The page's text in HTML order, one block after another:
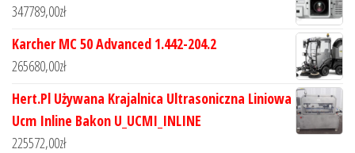
347789,00zł
Karcher MC 50 Advanced 1.442-204.2
265680,00zł
Hert.Pl Używana Krajalnica Ultrasoniczna Liniowa
Ucm Inline Bakon U_UCMI_INLINE
225572,00zł